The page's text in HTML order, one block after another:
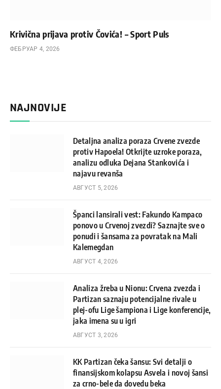
Krivična prijava protiv Čovića! – Sport Puls
ФЕБРУАР 4, 2026
NAJNOVIJE
Detaljna analiza poraza Crvene zvezde
protiv Hapoela! Otkrijte uzroke poraza,
analizu odluka Dejana Stankovića i
najavu revanša
АВГУСТ 5, 2026
Španci lansirali vest: Fakundo Kampaco
ponovo u Crvenoj zvezdi? Saznajte sve o
ponudi i šansama za povratak na Mali
Kalemegdan
АВГУСТ 4, 2026
Analiza žreba u Nionu: Crvena zvezda i
Partizan saznaju potencijalne rivale u
plej-ofu Lige šampiona i Lige konferencije,
jaka imena su u igri
АВГУСТ 3, 2026
KK Partizan čeka šansu: Svi detalji o
finansijskom kolapsu Asvela i novoj šansi
za crno-bele da dovedu beka